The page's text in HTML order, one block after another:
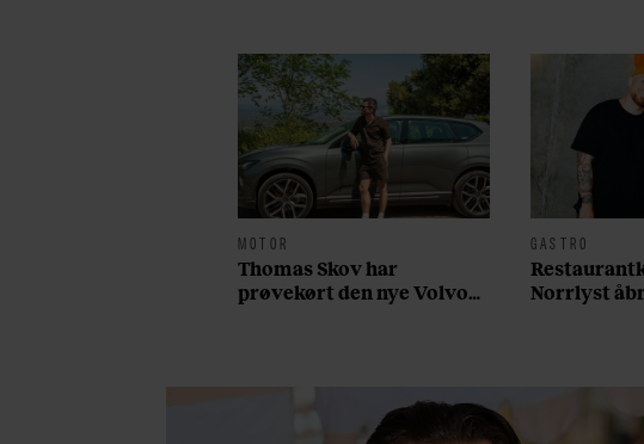
MOTOR
Thomas Skov har
prøvekørt den nye Volvo
GASTRO
Norrlyst